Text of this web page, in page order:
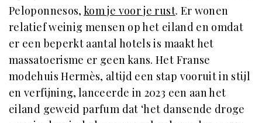
Peloponnesos,kom je voor je rust. Er wonen
relatief weinig mensen op het eiland en omdat
er een beperkt aantal hotels is maakt het
massatoerisme er geen kans. Het Franse
modehuis Hermès, altijd een stap vooruit in stijl
en verfijning, lanceerde in 2023 een aan het
eiland geweid parfum dat ‘het dansende droge